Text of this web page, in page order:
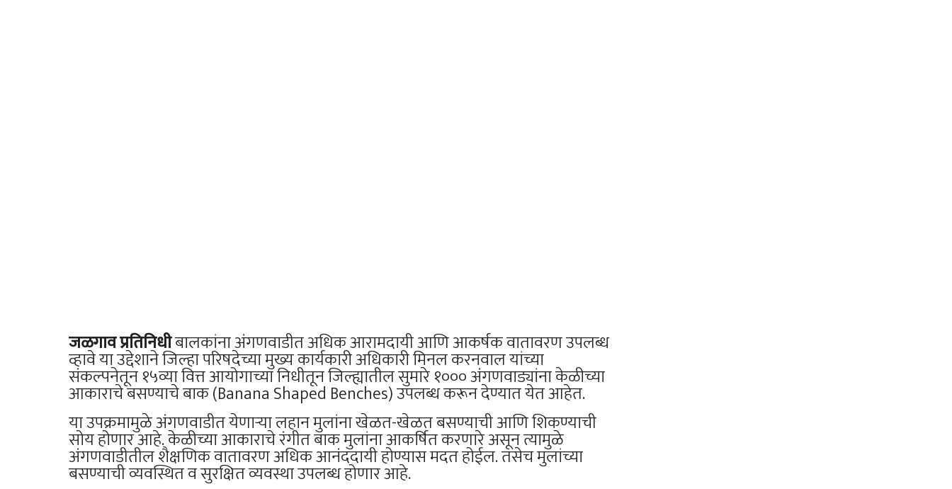
जळगाव प्रतिनिधीबालकांना अंगणवाडीत अधिक आरामदायी आणि आकर्षक वातावरण उपलब्ध
व्हावे या उद्देशाने जिल्हा परिषदेच्या मुख्य कार्यकारी अधिकारी मिनल करनवाल यांच्या
संकल्पनेतून १५व्या वित्त आयोगाच्या निधीतून जिल्ह्यातील सुमारे १००० अंगणवाड्यांना केळीच्या
आकाराचे बसण्याचे बाक (Banana Shaped Benches) उपलब्ध करून देण्यात येत आहेत.
या उपक्रमामुळे अंगणवाडीत येणाऱ्या लहान मुलांना खेळत-खेळत बसण्याची आणि शिकण्याची
सोय होणार आहे. केळीच्या आकाराचे रंगीत बाक मुलांना आकर्षित करणारे असून त्यामुळे
अंगणवाडीतील शैक्षणिक वातावरण अधिक आनंददायी होण्यास मदत होईल. तसेच मुलांच्या
बसण्याची व्यवस्थित व सुरक्षित व्यवस्था उपलब्ध होणार आहे.